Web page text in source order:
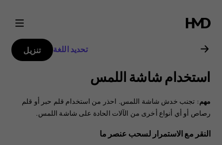
دليل
مستخدم
هاتف
Nokia
4.2
تحديد اللغة تنزيل
استخدام شاشة اللمس
مهم : تجنب خدش شاشة اللمس. احذر من استخدام قلم حبر أو قلم
رصاص أو أي أنواع أخرى من الآلات الحادة على شاشة اللمس.
النقر مع الاستمرار لسحب عنصر ما